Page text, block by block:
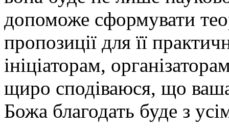
допоможе сформувати
пропозиції для її
ініціаторам,
щиро сподіваюся, що
Божа благодать буде з